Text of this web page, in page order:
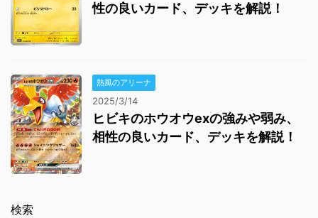
性の良いカード、デッキを解説！
熱風のアリーナ
2025/3/14
ヒビキのホウオウexの強みや弱み、
相性の良いカード、デッキを解説！
検索